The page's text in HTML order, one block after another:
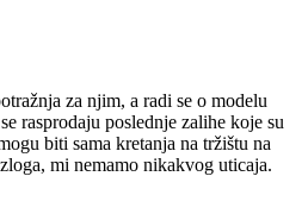
za njim, a radi se o modelu
rasprodaju poslednje zalihe koje su
biti sama kretanja na tržištu na
mi nemamo nikakvog uticaja.